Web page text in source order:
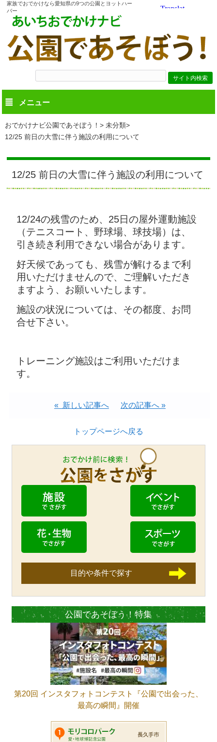
家族でおでかけなら愛知県の9つの公園とヨットハー
バー
メニュー
おでかけナビ公園であそぼう！
未分類
12/25 前日の大雪に伴う施設の利用について
12/25 前日の大雪に伴う施設の利用について
12/24の残雪のため、25日の屋外運動施設
（テニスコート、野球場、球技場）は、
引き続き利用できない場合があります。
好天候であっても、残雪が解けるまで利
用いただけませんので、ご理解いただき
ますよう、お願いいたします。
施設の状況については、その都度、お問
合せ下さい。
トレーニング施設はご利用いただけま
す。
« 新しい記事へ 次の記事へ »
トップページへ戻る
目的や条件で探す
公園であそぼう！特集
第20回 インスタフォトコンテスト『公園で出会った、
最高の瞬間』開催